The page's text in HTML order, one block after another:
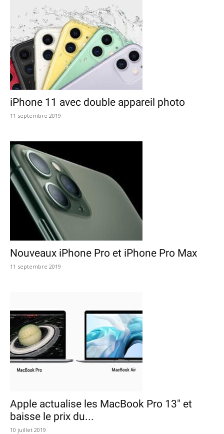
iPhone 11 avec double appareil photo
11 septembre 2019
Nouveaux iPhone Pro et iPhone Pro Max
11 septembre 2019
Apple actualise les MacBook Pro 13″ et
baisse le prix du...
10 juillet 2019